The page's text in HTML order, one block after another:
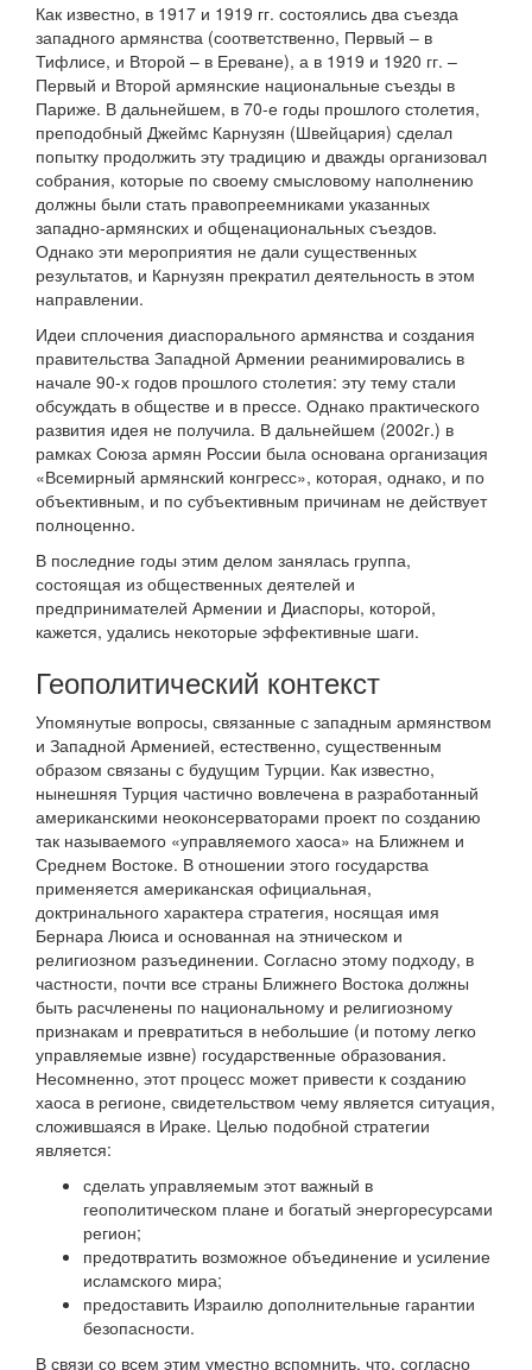
Как известно, в 1917 и 1919 гг. состоялись два съезда
западного армянства (соответственно, Первый – в
Тифлисе, и Второй – в Ереване), а в 1919 и 1920 гг. –
Первый и Второй армянские национальные съезды в
Париже. В дальнейшем, в 70-е годы прошлого столетия,
преподобный Джеймс Карнузян (Швейцария) сделал
попытку продолжить эту традицию и дважды организовал
собрания, которые по своему смысловому наполнению
должны были стать правопреемниками указанных
западно-армянских и общенациональных съездов.
Однако эти мероприятия не дали существенных
результатов, и Карнузян прекратил деятельность в этом
направлении.
Идеи сплочения диаспорального армянства и создания
правительства Западной Армении реанимировались в
начале 90-х годов прошлого столетия: эту тему стали
обсуждать в обществе и в прессе. Однако практического
развития идея не получила. В дальнейшем (2002г.) в
рамках Союза армян России была основана организация
«Всемирный армянский конгресс», которая, однако, и по
объективным, и по субъективным причинам не действует
полноценно.
В последние годы этим делом занялась группа,
состоящая из общественных деятелей и
предпринимателей Армении и Диаспоры, которой,
кажется, удались некоторые эффективные шаги.
Геополитический контекст
Упомянутые вопросы, связанные с западным армянством
и Западной Арменией, естественно, существенным
образом связаны с будущим Турции. Как известно,
нынешняя Турция частично вовлечена в разработанный
американскими неоконсерваторами проект по созданию
так называемого «управляемого хаоса» на Ближнем и
Среднем Востоке. В отношении этого государства
применяется американская официальная,
доктринального характера стратегия, носящая имя
Бернара Люиса и основанная на этническом и
религиозном разъединении. Согласно этому подходу, в
частности, почти все страны Ближнего Востока должны
быть расчленены по национальному и религиозному
признакам и превратиться в небольшие (и потому легко
управляемые извне) государственные образования.
Несомненно, этот процесс может привести к созданию
хаоса в регионе, свидетельством чему является ситуация,
сложившаяся в Ираке. Целью подобной стратегии
является:
сделать управляемым этот важный в
геополитическом плане и богатый энергоресурсами
регион;
предотвратить возможное объединение и усиление
исламского мира;
предоставить Израилю дополнительные гарантии
безопасности.
В связи со всем этим уместно вспомнить, что, согласно